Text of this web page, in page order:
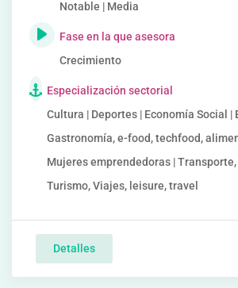
Notable | Media
Fase en la que asesora
Crecimiento
Especialización sectorial
Cultura | Deportes | Economía Social |
Gastronomía, e-food, techfood,
Mujeres emprendedoras |
Turismo, Viajes, leisure, travel
Detalles